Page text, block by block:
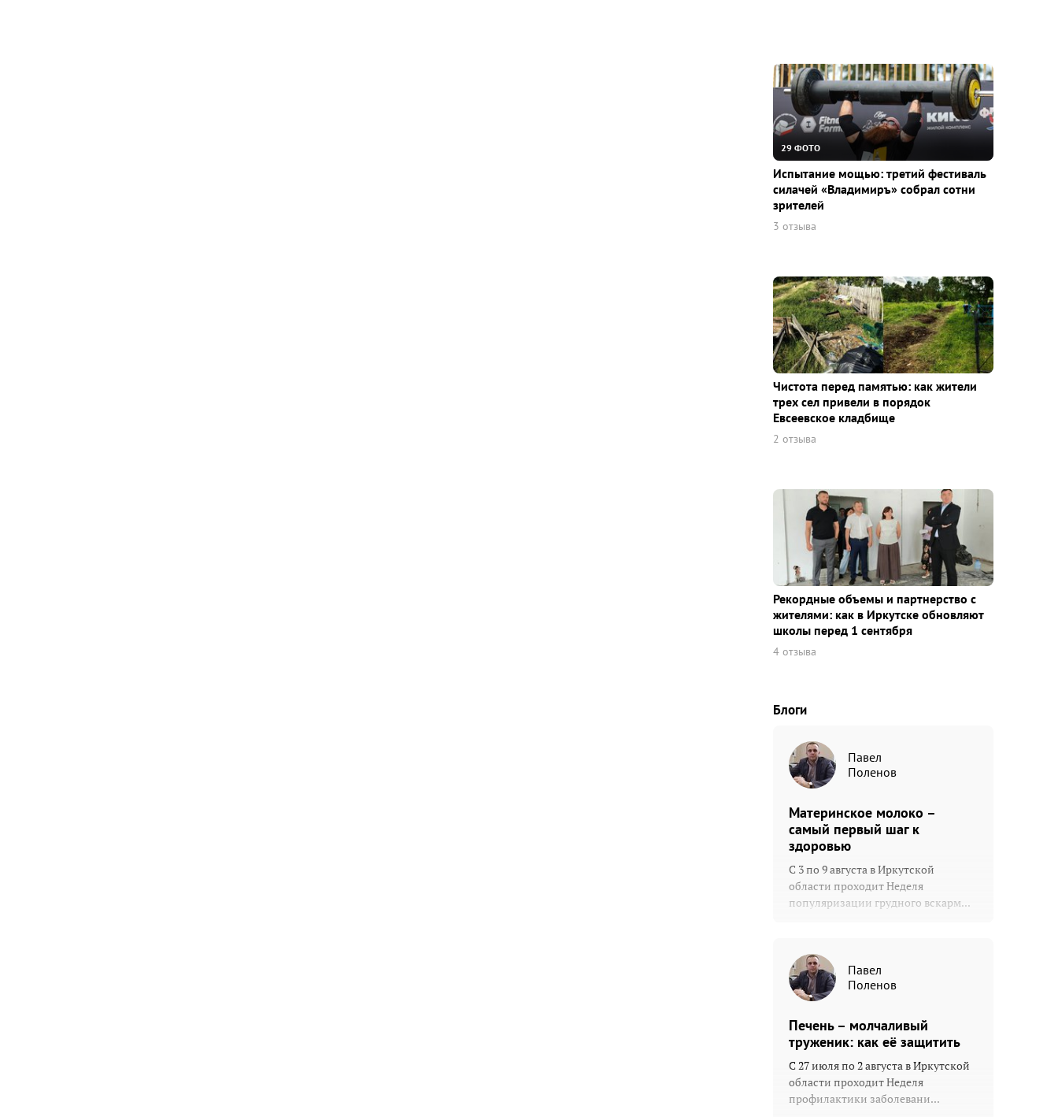
29 ФОТО
Испытание мощью: третий фестиваль
силачей «Владимиръ» собрал сотни
зрителей
3 отзыва
Чистота перед памятью: как жители
трех сел привели в порядок
Евсеевское кладбище
2 отзыва
Рекордные объемы и партнерство с
жителями: как в Иркутске обновляют
школы перед 1 сентября
4 отзыва
Блоги
Павел
Поленов
Материнское молоко –
самый первый шаг к
здоровью
С 3 по 9 августа в Иркутской
области проходит Неделя
популяризации грудного вскарм...
Павел
Поленов
Печень – молчаливый
труженик: как её защитить
С 27 июля по 2 августа в Иркутской
области проходит Неделя
профилактики заболевани...